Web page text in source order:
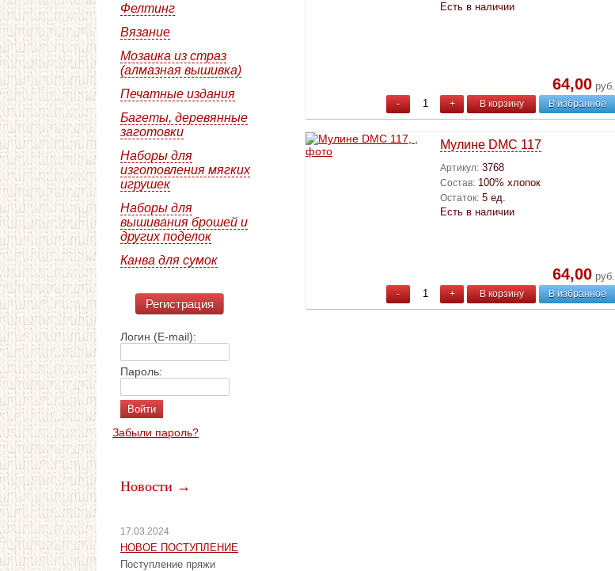
Фелтинг
Вязание
Мозаика из страз
(алмазная вышивка)
Печатные издания
Багеты, деревянные
заготовки
Наборы для
изготовления мягких
игрушек
Наборы для
вышивания брошей и
других поделок
Канва для сумок
Регистрация
Логин (E-mail):
Пароль:
Забыли пароль?
Новости →
17.03.2024
НОВОЕ ПОСТУПЛЕНИЕ
Поступление пряжи
Есть в наличии
64,00 руб.
- + В корзину В избранное
Мулине DMC 117
Артикул: 3768
Состав: 100% хлопок
Остаток: 5 ед.
Есть в наличии
64,00 руб.
- + В корзину В избранное